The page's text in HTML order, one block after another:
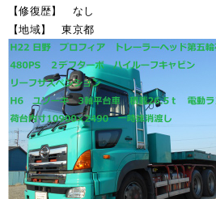
【修復歴】 なし
【地域】 東京都